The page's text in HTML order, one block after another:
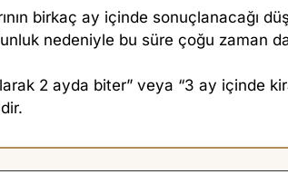
birkaç ay içinde sonuçlanacağı
nedeniyle bu süre çoğu zaman
2 ayda biter” veya “3 ay içinde